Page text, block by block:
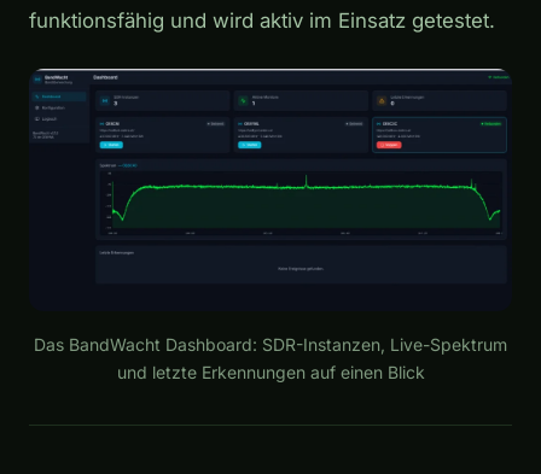
funktionsfähig und wird aktiv im Einsatz getestet.
Das BandWacht Dashboard: SDR-Instanzen, Live-Spektrum
und letzte Erkennungen auf einen Blick